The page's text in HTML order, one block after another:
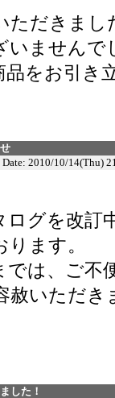
ただきま
いませんで
品をお引き
2010/10/14(Thu)
ログを改訂
ます。
では、ご不
赦いただ
した！